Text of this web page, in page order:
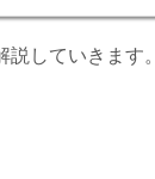
していきます。